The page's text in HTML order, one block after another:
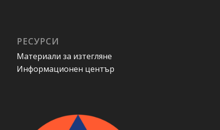
РЕСУРСИ
Материали за изтегляне
Информационен център